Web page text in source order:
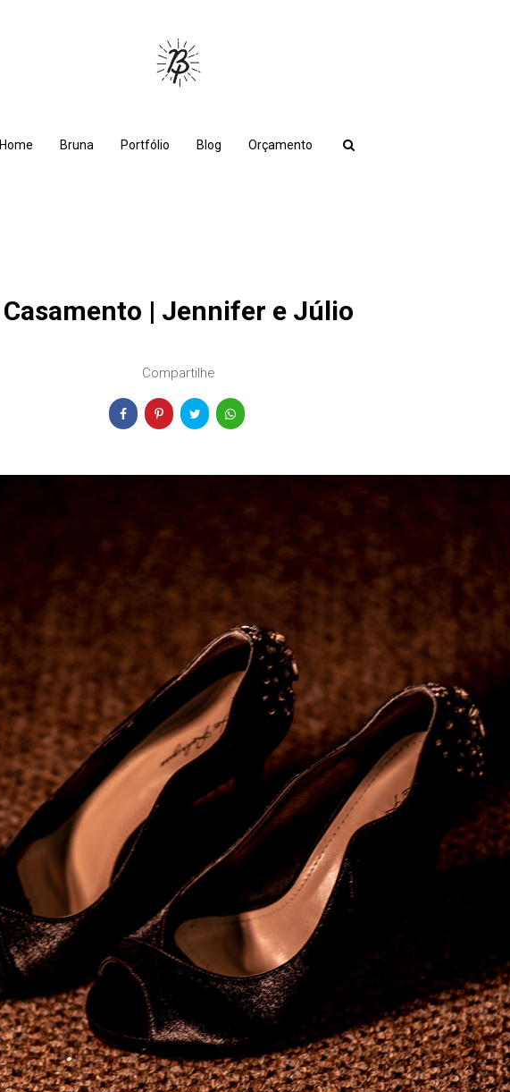
Home Bruna Portfólio Blog Orçamento
Casamento | Jennifer e Júlio
Compartilhe